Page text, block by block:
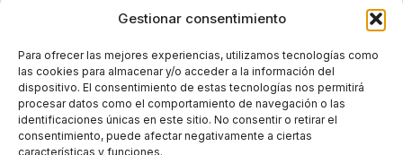
Gestionar consentimiento
Para ofrecer las mejores experiencias, utilizamos tecnologías como
las cookies para almacenar y/o acceder a la información del
dispositivo. El consentimiento de estas tecnologías nos permitirá
procesar datos como el comportamiento de navegación o las
identificaciones únicas en este sitio. No consentir o retirar el
consentimiento, puede afectar negativamente a ciertas
características y funciones.
Declaració d’accessibilitat
Mapa del lloc